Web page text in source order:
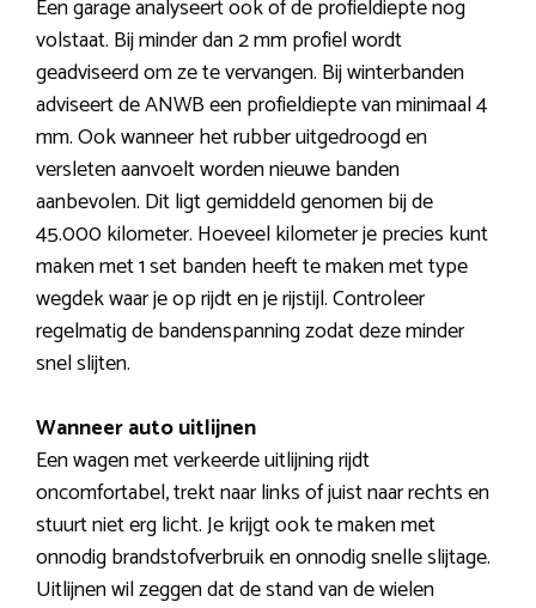
Een garage analyseert ook of de profieldiepte nog
volstaat. Bij minder dan 2 mm profiel wordt
geadviseerd om ze te vervangen. Bij winterbanden
adviseert de ANWB een profieldiepte van minimaal 4
mm. Ook wanneer het rubber uitgedroogd en
versleten aanvoelt worden nieuwe banden
aanbevolen. Dit ligt gemiddeld genomen bij de
45.000 kilometer. Hoeveel kilometer je precies kunt
maken met 1 set banden heeft te maken met type
wegdek waar je op rijdt en je rijstijl. Controleer
regelmatig de bandenspanning zodat deze minder
snel slijten.
Wanneer auto uitlijnen
Een wagen met verkeerde uitlijning rijdt
oncomfortabel, trekt naar links of juist naar rechts en
stuurt niet erg licht. Je krijgt ook te maken met
onnodig brandstofverbruik en onnodig snelle slijtage.
Uitlijnen wil zeggen dat de stand van de wielen